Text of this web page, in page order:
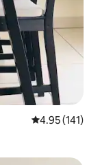
Calificación
4.95 (141)